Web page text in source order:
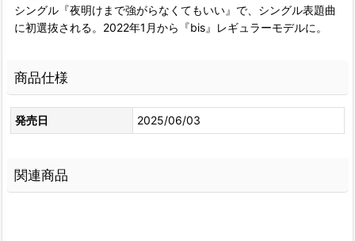
シングル『夜明けまで強がらなくてもいい』で、シングル表題曲
に初選抜される。2022年1月から『bis』レギュラーモデルに。
商品仕様
発売日 2025/06/03
関連商品